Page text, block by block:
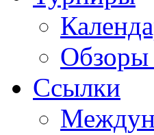
Ссылки